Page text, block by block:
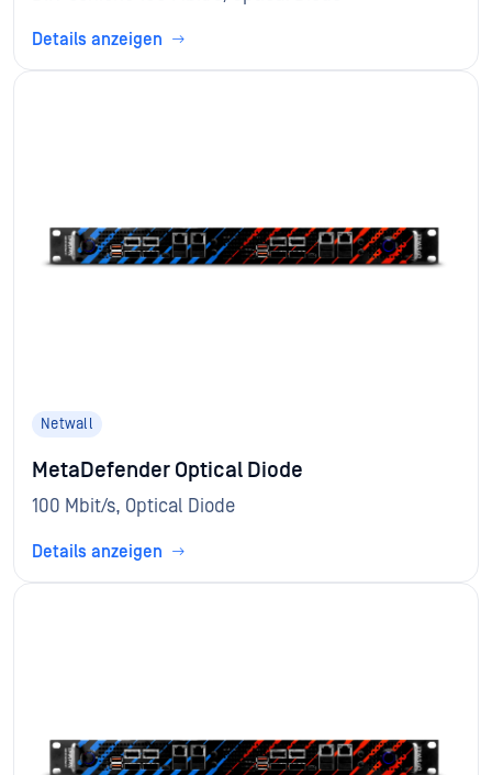
Details anzeigen
Netwall
MetaDefender Optical Diode
100 Mbit/s, Optical Diode
Details anzeigen